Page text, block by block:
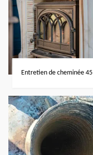
Entretien de cheminée 45